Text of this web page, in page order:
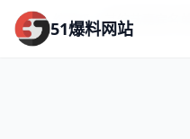
51爆料网站
首页 综艺瓜 某综艺嘉宾名